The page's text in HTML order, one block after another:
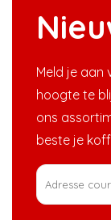
Meld je aan
hoogte te
ons
beste je